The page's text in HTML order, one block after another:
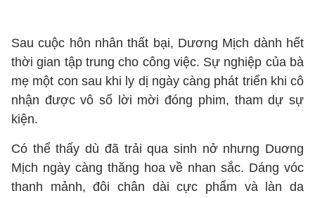
Sau cuộc hôn nhân thất bại, Dương Mịch dành hết
thời gian tập trung cho công việc. Sự nghiệp của bà
mẹ một con sau khi ly dị ngày càng phát triển khi cô
nhận được vô số lời mời đóng phim, tham dự sự
kiện.
Có thể thấy dù đã trải qua sinh nở nhưng Duơng
Mịch ngày càng thăng hoa về nhan sắc. Dáng vóc
thanh mảnh, đôi chân dài cực phẩm và làn da